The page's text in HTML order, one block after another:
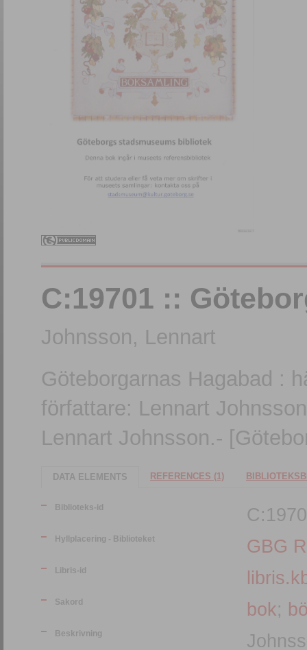
C:19701 ::
Johnsson, Lennart
Göteborgarnas Hagabad :
författare: Lennart
Lennart Johnsson.-
DATA ELEMENTS REFERENCES (1)
Biblioteks-id
Hyllplacering - Biblioteket GBG R
Libris-id
Sakord bok;
Beskrivning